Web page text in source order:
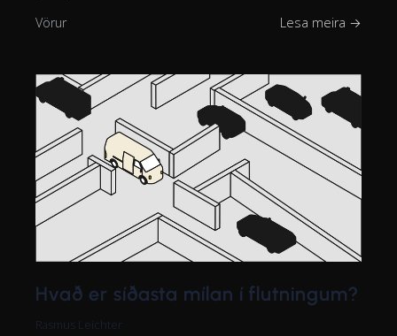
Vörur Lesa meira →
Hvað er síðasta mílan í flutningum?
Rasmus Leichter